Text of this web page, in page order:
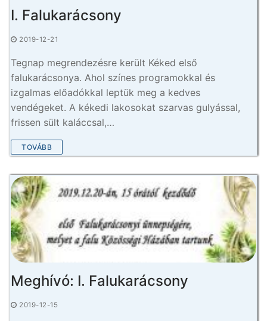
I. Falukarácsony
2019-12-21
Tegnap megrendezésre került Kéked első
falukarácsonya. Ahol színes programokkal és
izgalmas előadókkal leptük meg a kedves
vendégeket. A kékedi lakosokat szarvas gulyással,
frissen sült kaláccsal,…
TOVÁBB
Meghívó: I. Falukarácsony
2019-12-15